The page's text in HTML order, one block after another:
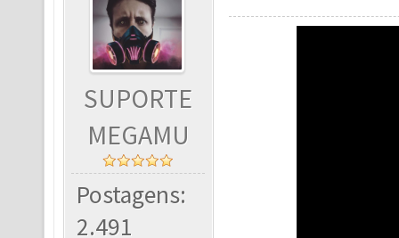
SUPORTE
MEGAMU
Postagens:
2.491